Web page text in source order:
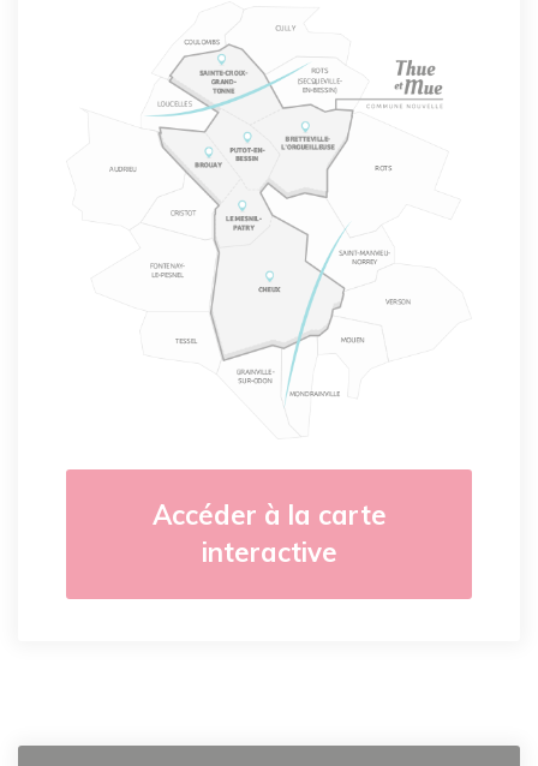
Accéder à la carte
interactive